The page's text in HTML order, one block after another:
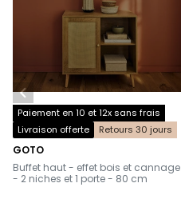
Paiement en 10 et 12x sans frais
Livraison offerte
Retours 30 jours
GOTO
-
Buffet haut - effet bois et cannage
- 2 niches et 1 porte - 80 cm
